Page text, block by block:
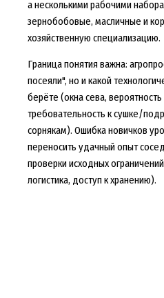
а несколькими рабочими
зернобобовые, масличные и
хозяйственную специализацию.
Граница понятия важна:
посеяли", но и какой
берёте (окна сева,
требовательность к сушке/
сорнякам). Ошибка новичков
переносить удачный опыт
проверки исходных
логистика, доступ к хранению).